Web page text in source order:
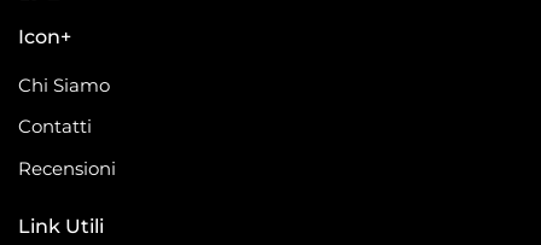
Icon+
Chi Siamo
Contatti
Recensioni
Link Utili